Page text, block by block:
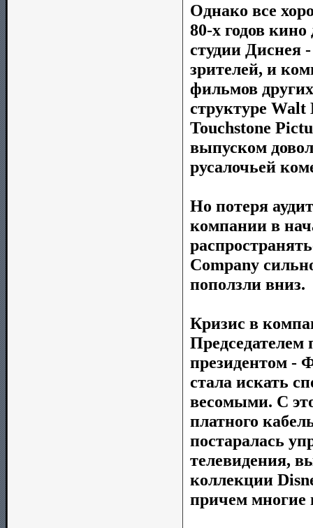
Однако все
80-х годов
студии Диснея
зрителей, и
фильмов
структуре Walt
Touchstone
выпуском
русалочьей
Но потеря
компании в
Company
поползли вниз.
Кризис в
президентом -
стала искать
весомыми. С
платного
постаралась
телевидения,
коллекции
причем многие